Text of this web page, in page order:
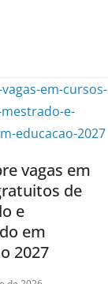
vagas em
de
e
em
2027